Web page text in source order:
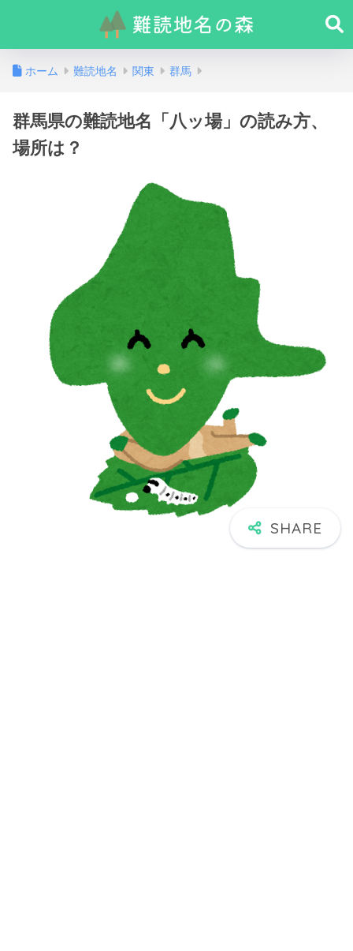
ホーム 難読地名 関東 群馬
群馬県の難読地名「八ッ場」の読み方、
場所は？